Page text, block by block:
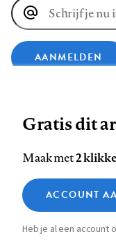
E-
mailadres
AANMELDEN
op
Facebook
op
LinkedIn
op
Footer
Contact Colofon
Zie onze cookie policy
Analytische cookies
Marketing cookies
Gratis dit
Maak met2
ACCOUNT
Heb je al een account